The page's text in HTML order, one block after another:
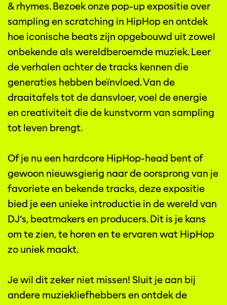
& rhymes. Bezoek onze pop-up expositie over
sampling en scratching in HipHop en ontdek
hoe iconische beats zijn opgebouwd uit zowel
onbekende als wereldberoemde muziek. Leer
de verhalen achter de tracks kennen die
generaties hebben beïnvloed. Van de
draaitafels tot de dansvloer, voel de energie
en creativiteit die de kunstvorm van sampling
tot leven brengt.
Of je nu een hardcore HipHop-head bent of
gewoon nieuwsgierig naar de oorsprong van je
favoriete en bekende tracks, deze expositie
bied je een unieke introductie in de wereld van
DJ’s, beatmakers en producers. Dit is je kans
om te zien, te horen en te ervaren wat HipHop
zo uniek maakt.
Je wil dit zeker niet missen! Sluit je aan bij
andere muziekliefhebbers en ontdek de